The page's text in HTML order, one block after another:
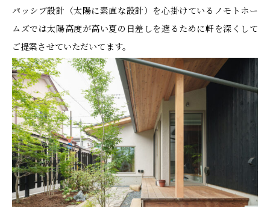
パッシブ設計（太陽に素直な設計）を心掛けているノモトホー
ムズでは太陽高度が高い夏の日差しを遮るために軒を深くして
ご提案させていただいてます。